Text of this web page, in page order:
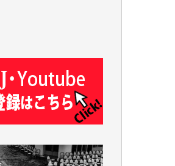
きた膨大な取材記事
の方々とのインタビ
極めて重要な知的財
動画もRealPlayerで録
なって以降はExcelな